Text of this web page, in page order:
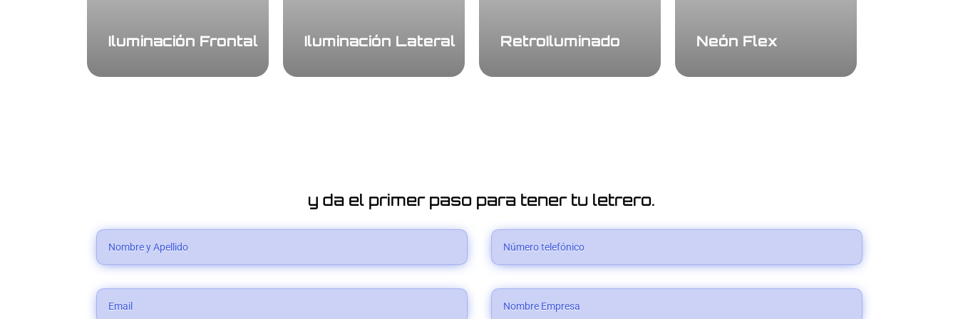
Iluminación Frontal Iluminación Lateral RetroIluminado Neón Flex
y da el primer paso para tener tu letrero.